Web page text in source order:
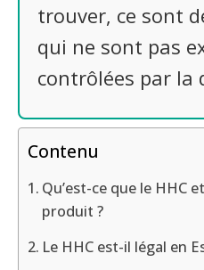
trouver, ce sont
qui ne sont pas
contrôlées par la
Contenu
Qu’est-ce que le HHC
produit ?
Le HHC est-il légal en